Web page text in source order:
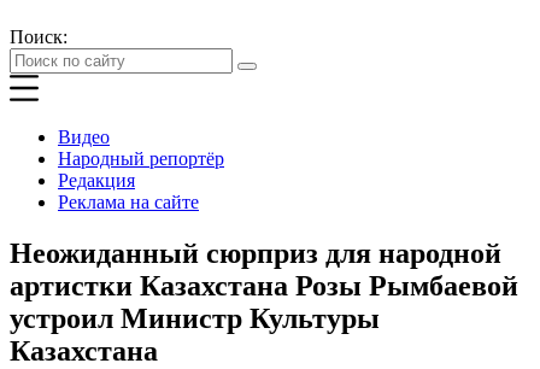
Поиск:
Видео
Народный репортёр
Редакция
Реклама на сайте
Неожиданный сюрприз для народной
артистки Казахстана Розы Рымбаевой
устроил Министр Культуры
Казахстана